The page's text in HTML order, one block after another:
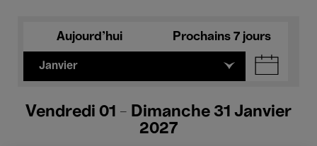
Aujourd'hui Prochains 7 jours
Janvier
Vendredi 01 - Dimanche 31 Janvier
2027